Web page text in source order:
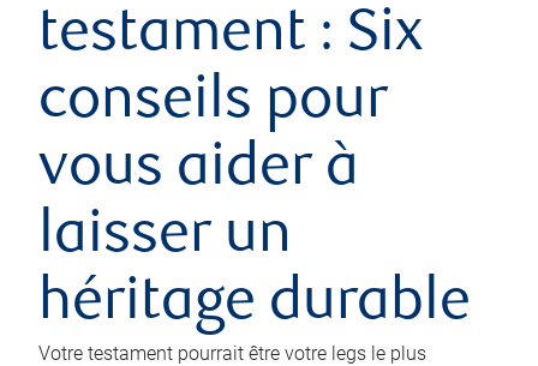
testament : Six
conseils pour
vous aider à
laisser un
héritage durable
Votre testament pourrait être votre legs le plus